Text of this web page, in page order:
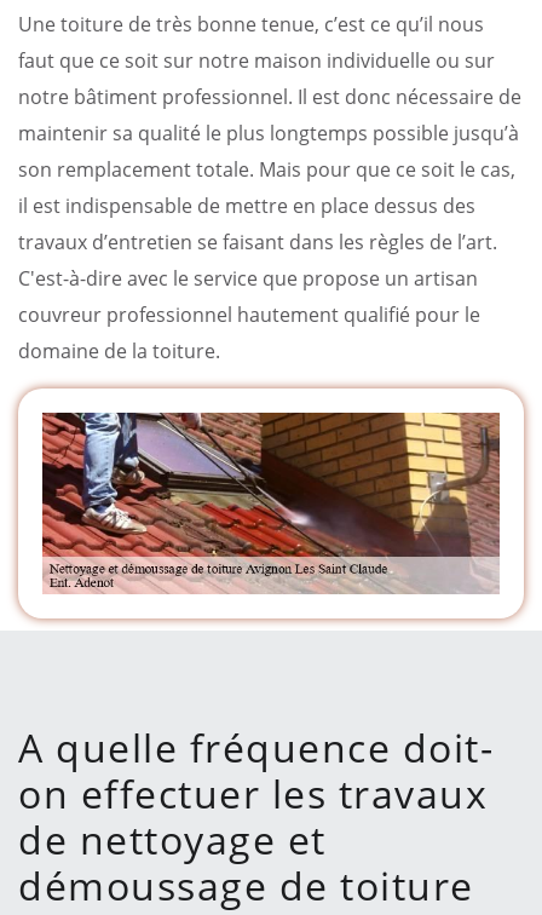
Une toiture de très bonne tenue, c’est ce qu’il nous
faut que ce soit sur notre maison individuelle ou sur
notre bâtiment professionnel. Il est donc nécessaire de
maintenir sa qualité le plus longtemps possible jusqu’à
son remplacement totale. Mais pour que ce soit le cas,
il est indispensable de mettre en place dessus des
travaux d’entretien se faisant dans les règles de l’art.
C'est-à-dire avec le service que propose un artisan
couvreur professionnel hautement qualifié pour le
domaine de la toiture.
A quelle fréquence doit-
on effectuer les travaux
de nettoyage et
démoussage de toiture